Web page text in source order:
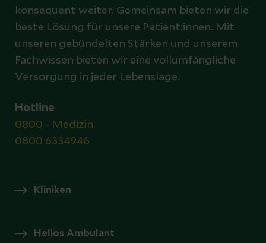
konsequent weiter. Gemeinsam bieten wir die
beste Lösung für unsere Patient:innen. Mit
unseren gebündelten Stärken und unserem
Fachwissen bieten wir eine vollumfängliche
Versorgung in jeder Lebenslage.
Hotline
0800 - Medizin
0800 6334946
Kliniken
Helios Ambulant